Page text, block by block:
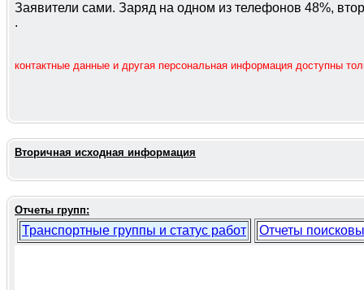
Заявители сами. Заряд на одном из телефонов 48%,
.
контактные данные и другая персональная информация доступны
Вторичная исходная информация
Отчеты групп:
Транспортные группы и статус работ Отчеты